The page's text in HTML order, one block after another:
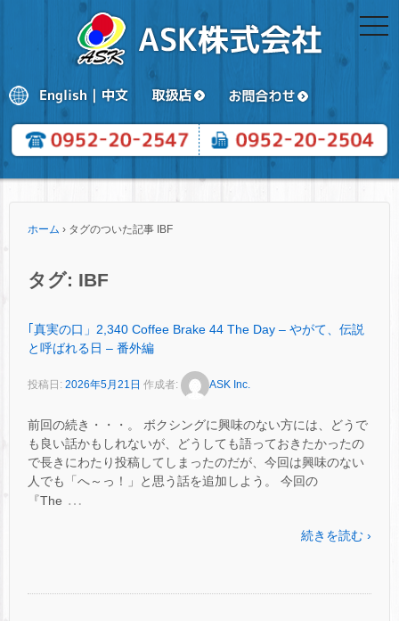
ホーム › タグのついた記事 IBF
タグ: IBF
｢真実の口」2,340 Coffee Brake 44 The Day – やがて、伝説
と呼ばれる日 – 番外編
投稿日: 2026年5月21日 作成者: ASK Inc.
前回の続き・・・。 ボクシングに興味のない方には、どうで
も良い話かもしれないが、どうしても語っておきたかったの
で長きにわたり投稿してしまったのだが、今回は興味のない
人でも「へ～っ！」と思う話を追加しよう。 今回の
『The …
続きを読む ›